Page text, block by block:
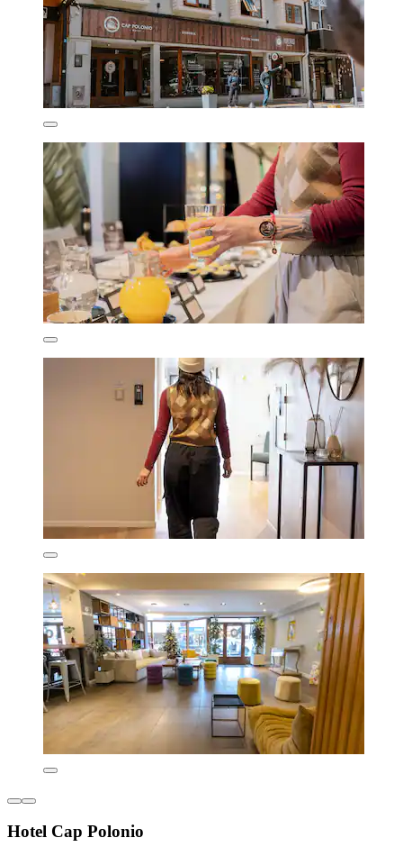
Hotel Cap Polonio